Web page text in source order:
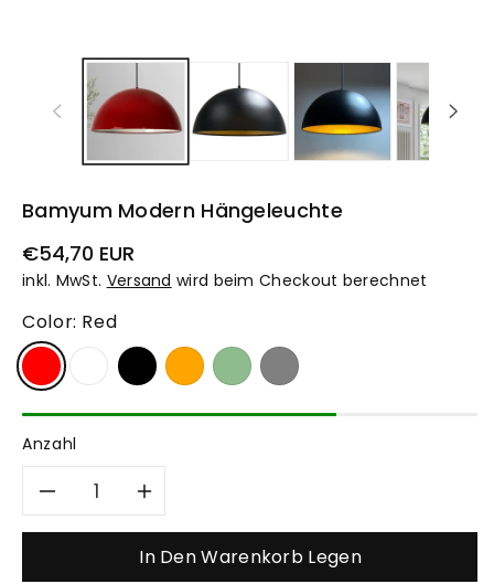
Bamyum Modern Hängeleuchte
Normaler
Preis
€54,70 EUR
inkl. MwSt. Versand wird beim Checkout berechnet
Color: Red
Anzahl
VerringereErhöhe
die
In Den Warenkorb Legen